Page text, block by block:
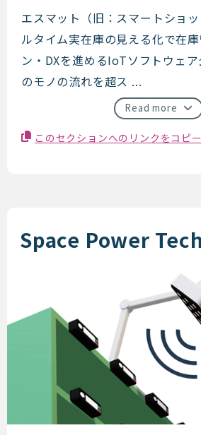
エスマット（旧：
エスマット（旧：スマートショ
ルタイム実在庫の見える化で在
ン・DXを進めるIoTソフトウェ
のモノの流れを超ス ...
Read more
このセクションへのリンクをコピー
Space Power